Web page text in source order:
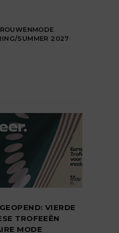
SUMMER 2027
VIERDE
TROFEEËN
MODE